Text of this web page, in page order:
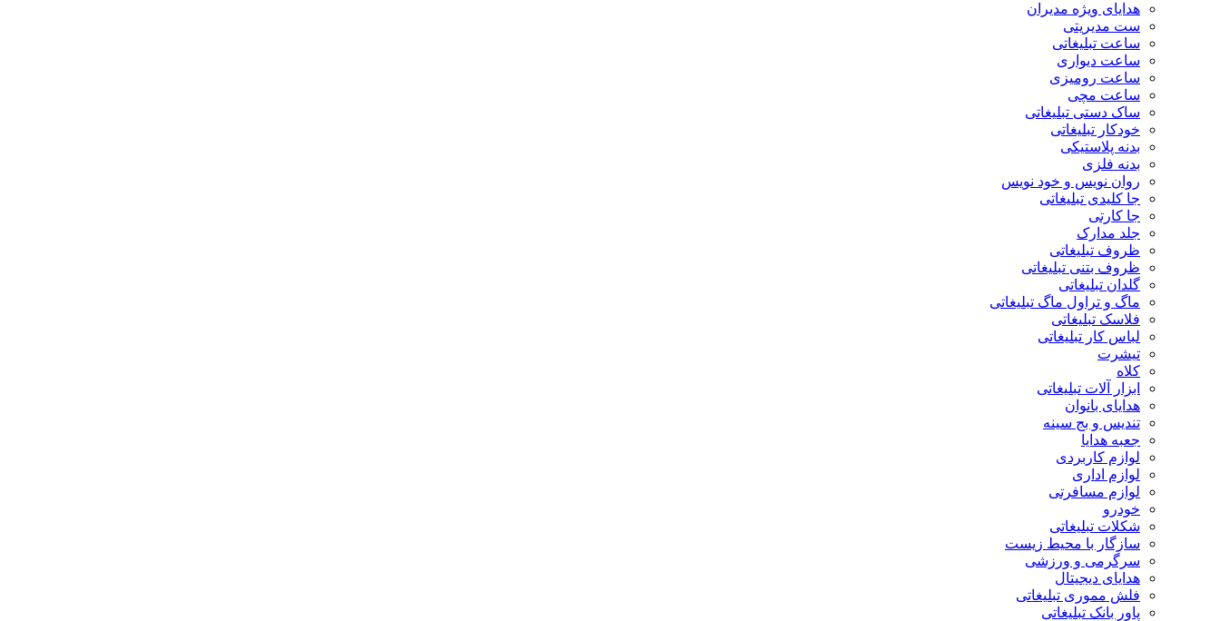
هدایای ویژه مدیران
ست مدیریتی
ساعت تبلیغاتی
ساعت دیواری
ساعت رومیزی
ساعت مچی
ساک دستی تبلیغاتی
خودکار تبلیغاتی
بدنه پلاستیکی
بدنه فلزی
روان نویس و خود نویس
جا کلیدی تبلیغاتی
جا کارتی
جلد مدارک
ظروف تبلیغاتی
ظروف بتنی تبلیغاتی
گلدان تبلیغاتی
ماگ و تراول ماگ تبلیغاتی
فلاسک تبلیغاتی
لباس کار تبلیغاتی
تیشرت
کلاه
ابزار آلات تبلیغاتی
هدایای بانوان
تندیس و بج سینه
جعبه هدایا
لوازم کاربردی
لوازم اداری
لوازم مسافرتی
خودرو
شکلات تبلیغاتی
سازگار با محیط زیست
سرگرمی و ورزشی
هدایای دیجیتال
فلش مموری تبلیغاتی
پاور بانک تبلیغاتی